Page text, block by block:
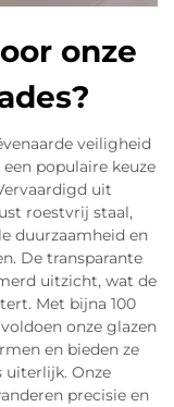
onze
veiligheid
populaire keuze
uit
roestvrij staal,
duurzaamheid en
De transparante
uitzicht, wat de
Met bijna 100
onze glazen
en bieden ze
uiterlijk. Onze
precisie en